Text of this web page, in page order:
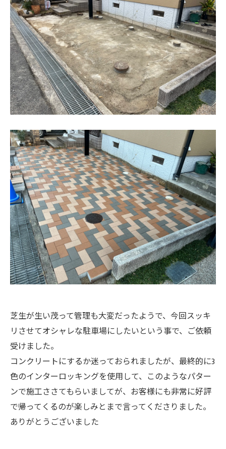
芝生が生い茂って管理も大変だったようで、今回スッキ
リさせてオシャレな駐車場にしたいという事で、ご依頼
受けました。
コンクリートにするか迷っておられましたが、最終的に3
色のインターロッキングを使用して、このようなパター
ンで施工ささてもらいましてが、お客様にも非常に好評
で帰ってくるのが楽しみとまで言ってくださりました。
ありがとうございました